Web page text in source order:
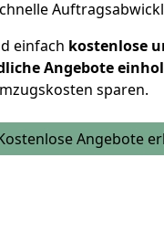
einfach kostenlose
Angebote
sparen.
Angebote